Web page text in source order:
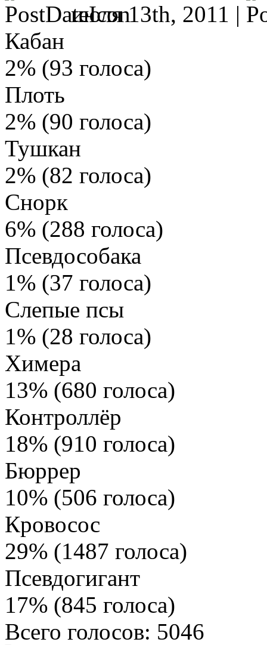
июля 13th, 2011 |
Кабан
2% (93 голоса)
Плоть
2% (90 голоса)
Тушкан
2% (82 голоса)
Снорк
6% (288 голоса)
Псевдособака
1% (37 голоса)
Слепые псы
1% (28 голоса)
Химера
13% (680 голоса)
Контроллёр
18% (910 голоса)
Бюррер
10% (506 голоса)
Кровосос
29% (1487 голоса)
Псевдогигант
17% (845 голоса)
Всего голосов: 5046